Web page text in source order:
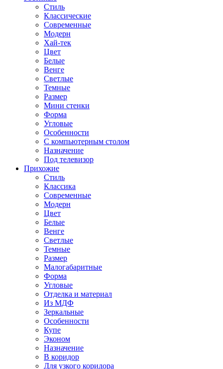
Стиль
Классические
Современные
Модерн
Хай-тек
Цвет
Белые
Венге
Светлые
Темные
Размер
Мини стенки
Форма
Угловые
Особенности
С компьютерным столом
Назначение
Под телевизор
Прихожие
Стиль
Классика
Современные
Модерн
Цвет
Белые
Венге
Светлые
Темные
Размер
Малогабаритные
Форма
Угловые
Отделка и материал
Из МДФ
Зеркальные
Особенности
Купе
Эконом
Назначение
В коридор
Для узкого коридора